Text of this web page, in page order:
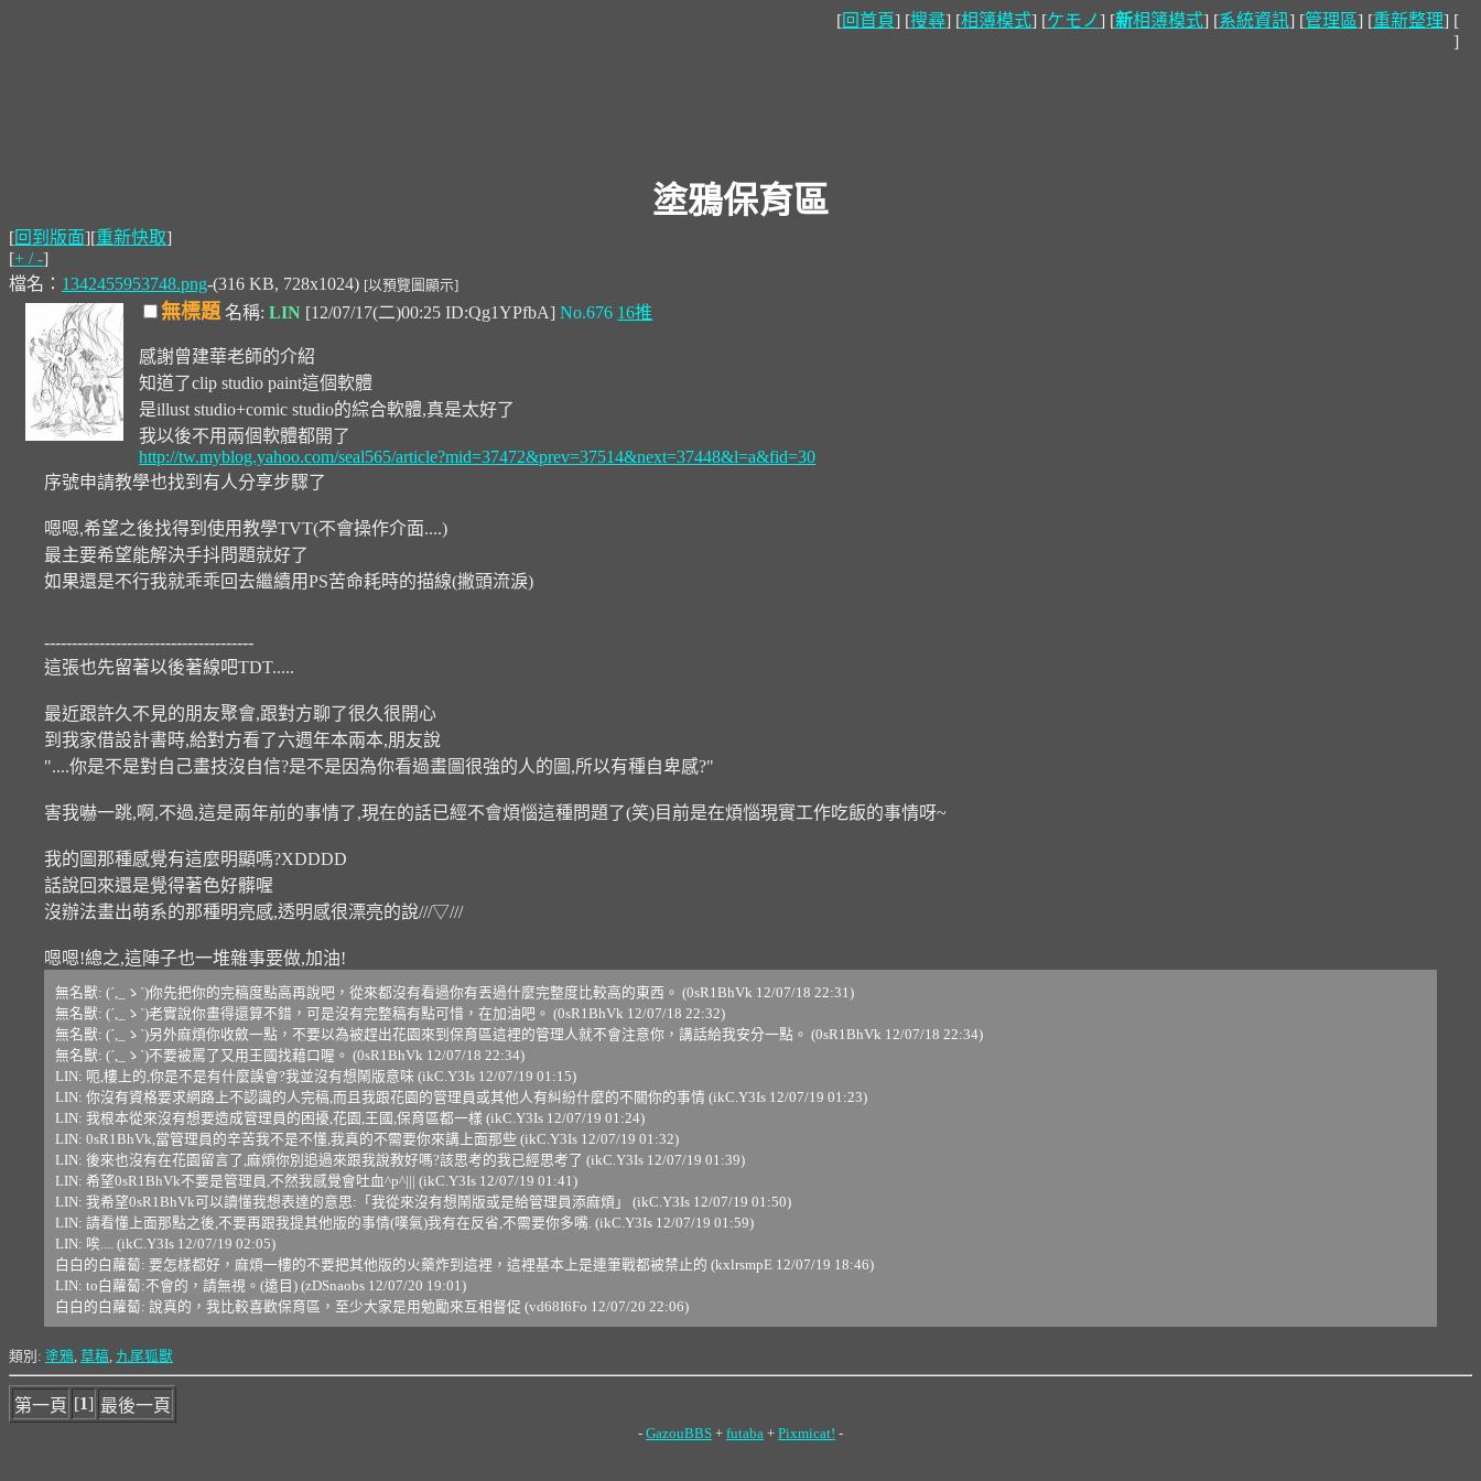
[回首頁] [搜尋] [相簿模式] [ケモノ] [新相簿模式] [系統資訊] [管理區] [重新整理] [
]
塗鴉保育區
[回到版面][重新快取]
[+ / -]
檔名： 1342455953748.png-(316 KB, 728x1024) [以預覽圖顯示]
無標題 名稱:LIN [12/07/17(二)00:25 ID:Qg1YPfbA]No.676 16推
感謝曾建華老師的介紹
知道了clip studio paint這個軟體
是illust studio+comic studio的綜合軟體,真是太好了
我以後不用兩個軟體都開了
http://tw.myblog.yahoo.com/seal565/article?mid=37472&prev=37514&next=37448&l=a&fid=30
序號申請教學也找到有人分享步驟了
嗯嗯,希望之後找得到使用教學TVT(不會操作介面....)
最主要希望能解決手抖問題就好了
如果還是不行我就乖乖回去繼續用PS苦命耗時的描線(撇頭流淚)
--------------------------------------
這張也先留著以後著線吧TDT.....
最近跟許久不見的朋友聚會,跟對方聊了很久很開心
到我家借設計書時,給對方看了六週年本兩本,朋友說
"....你是不是對自己畫技沒自信?是不是因為你看過畫圖很強的人的圖,所以有種自卑感?"
害我嚇一跳,啊,不過,這是兩年前的事情了,現在的話已經不會煩惱這種問題了(笑)目前是在煩惱現實工作吃飯的事情呀~
我的圖那種感覺有這麼明顯嗎?XDDDD
話說回來還是覺得著色好髒喔
沒辦法畫出萌系的那種明亮感,透明感很漂亮的說///▽///
嗯嗯!總之,這陣子也一堆雜事要做,加油!
無名獸: (´,_ゝ`)你先把你的完稿度點高再說吧，從來都沒有看過你有丟過什麼完整度比較高的東西。 (0sR1BhVk 12/07/18 22:31)
無名獸: (´,_ゝ`)老實說你畫得還算不錯，可是沒有完整稿有點可惜，在加油吧。 (0sR1BhVk 12/07/18 22:32)
無名獸: (´,_ゝ`)另外麻煩你收斂一點，不要以為被趕出花園來到保育區這裡的管理人就不會注意你，講話給我安分一點。 (0sR1BhVk 12/07/18 22:34)
無名獸: (´,_ゝ`)不要被罵了又用王國找藉口喔。 (0sR1BhVk 12/07/18 22:34)
LIN: 呃,樓上的,你是不是有什麼誤會?我並沒有想鬧版意味 (ikC.Y3Is 12/07/19 01:15)
LIN: 你沒有資格要求網路上不認識的人完稿,而且我跟花園的管理員或其他人有糾紛什麼的不關你的事情 (ikC.Y3Is 12/07/19 01:23)
LIN: 我根本從來沒有想要造成管理員的困擾,花園,王國,保育區都一樣 (ikC.Y3Is 12/07/19 01:24)
LIN: 0sR1BhVk,當管理員的辛苦我不是不懂,我真的不需要你來講上面那些 (ikC.Y3Is 12/07/19 01:32)
LIN: 後來也沒有在花園留言了,麻煩你別追過來跟我說教好嗎?該思考的我已經思考了 (ikC.Y3Is 12/07/19 01:39)
LIN: 希望0sR1BhVk不要是管理員,不然我感覺會吐血^p^||| (ikC.Y3Is 12/07/19 01:41)
LIN: 我希望0sR1BhVk可以讀懂我想表達的意思:「我從來沒有想鬧版或是給管理員添麻煩」 (ikC.Y3Is 12/07/19 01:50)
LIN: 請看懂上面那點之後,不要再跟我提其他版的事情(嘆氣)我有在反省,不需要你多嘴. (ikC.Y3Is 12/07/19 01:59)
LIN: 唉.... (ikC.Y3Is 12/07/19 02:05)
白白的白蘿蔔: 要怎樣都好，麻煩一樓的不要把其他版的火藥炸到這裡，這裡基本上是連筆戰都被禁止的 (kxlrsmpE 12/07/19 18:46)
LIN: to白蘿蔔:不會的，請無視。(遠目) (zDSnaobs 12/07/20 19:01)
白白的白蘿蔔: 說真的，我比較喜歡保育區，至少大家是用勉勵來互相督促 (vd68I6Fo 12/07/20 22:06)
類別: 塗鴉, 草稿, 九尾狐獸
第一頁 [1] 最後一頁
- GazouBBS + futaba + Pixmicat! -